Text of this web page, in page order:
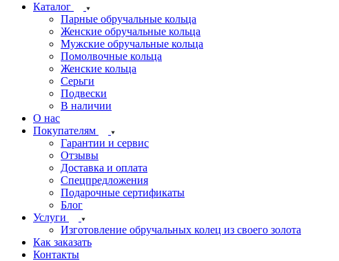
Каталог
Парные обручальные кольца
Женские обручальные кольца
Мужские обручальные кольца
Помолвочные кольца
Женские кольца
Серьги
Подвески
В наличии
О нас
Покупателям
Гарантии и сервис
Отзывы
Доставка и оплата
Спецпредложения
Подарочные сертификаты
Блог
Услуги
Изготовление обручальных колец из своего золота
Как заказать
Контакты